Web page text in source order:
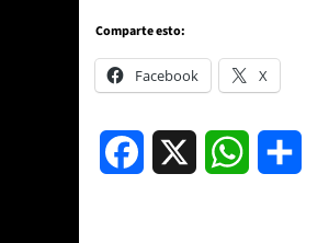
Comparte esto:
Facebook X
Facebook WhatsApp